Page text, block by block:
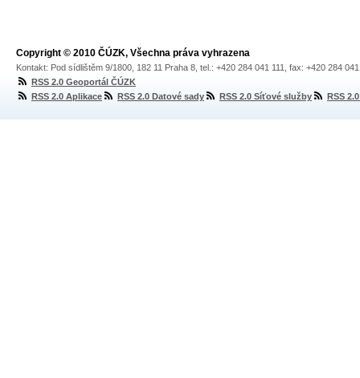
Copyright © 2010 ČÚZK, Všechna práva vyhrazena
Kontakt: Pod sídlištěm 9/1800, 182 11 Praha 8, tel.: +420 284 041 111, fax: +420 284
RSS 2.0 Geoportál ČÚZK
RSS 2.0 Aplikace
RSS 2.0 Datové sady RSS 2.0 Síťové služby RSS